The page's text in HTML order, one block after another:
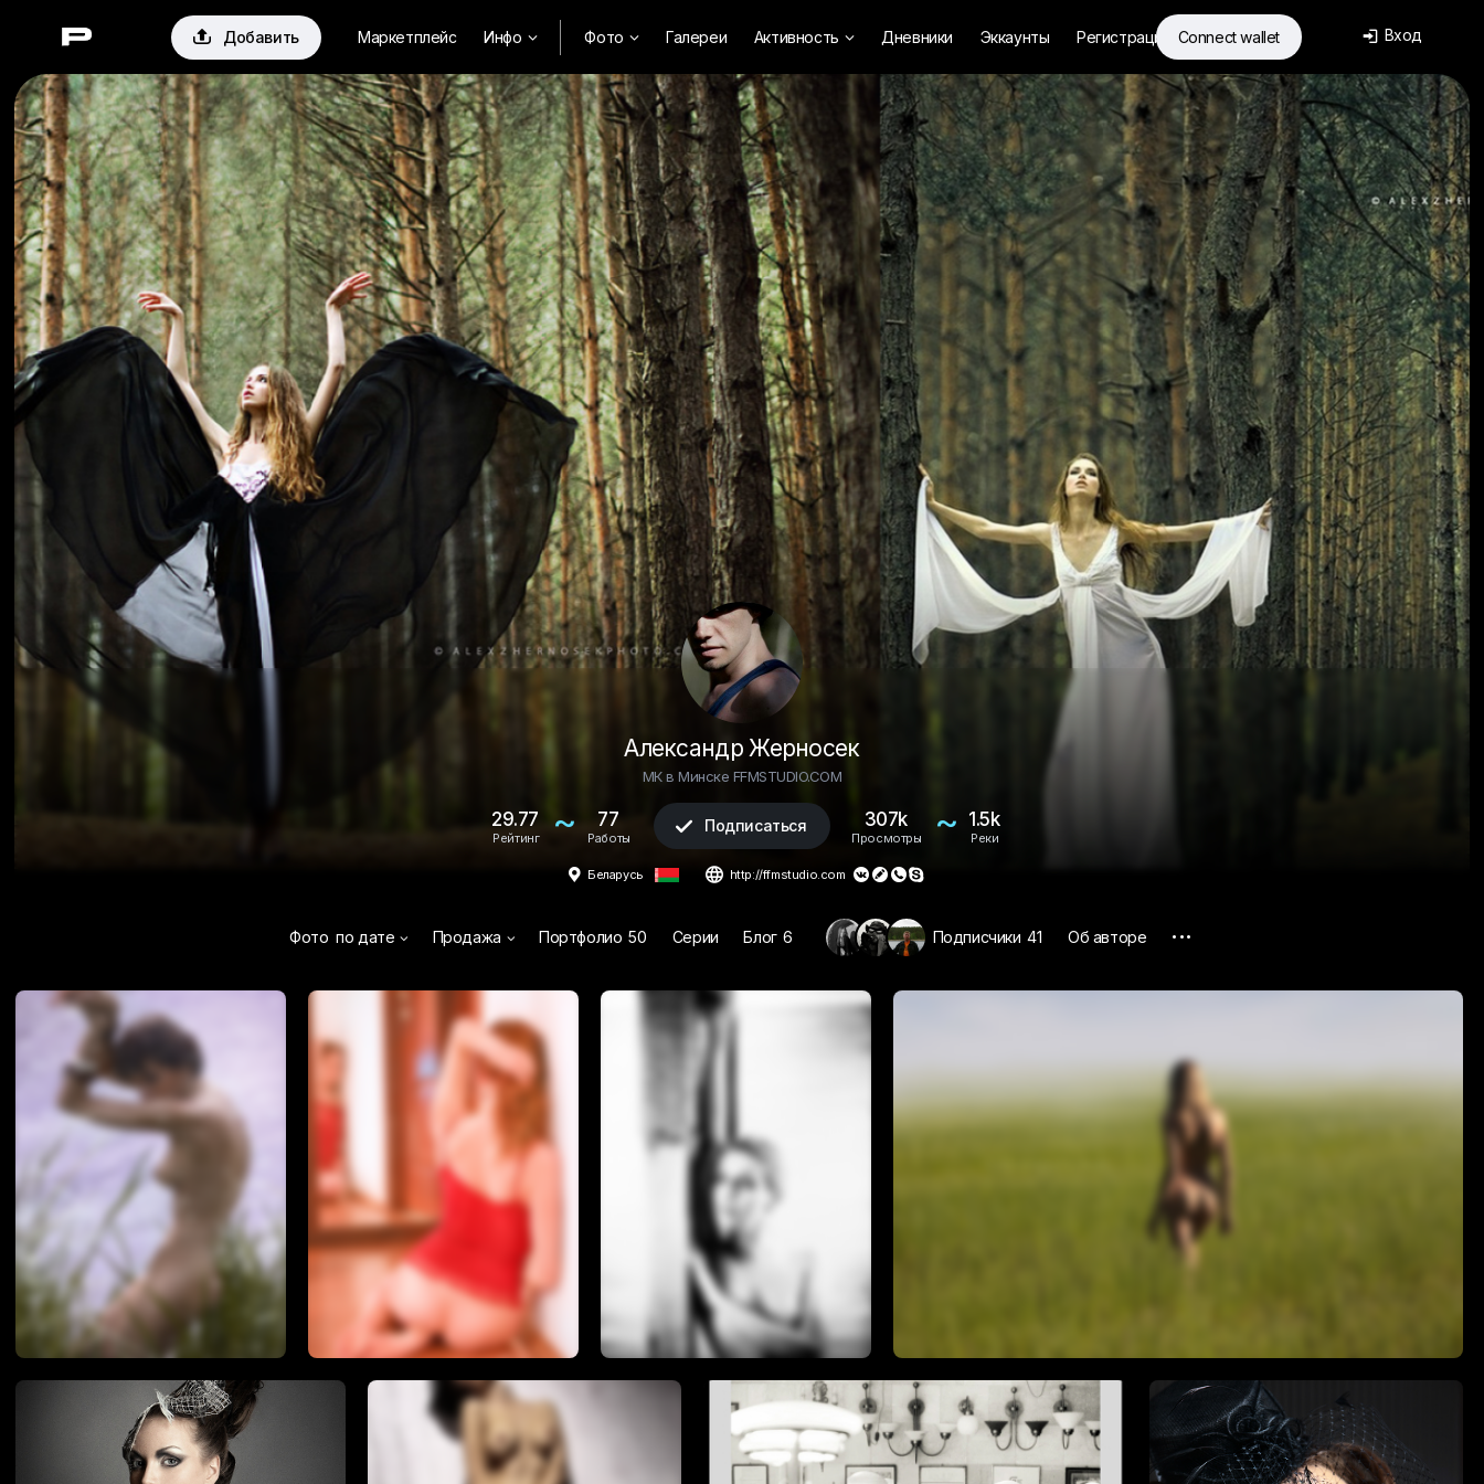
 Добавить Маркетплейс Инфо  Фото  Галереи Активность  Дневники Эккаунты Регистрация Connect wallet  Вход
Александр Жерносек
МК в Минске FFMSTUDIO.COM
29.77
Рейтинг ~ 77
Работы
 Подписаться 307k
Просмотры ~ 1.5k
Реки
 Беларусь  http://ffmstudio.com   
Фото по дате  Продажа  Портфолио 50 Серии Блог 6 Подписчики 41 Об авторе ...